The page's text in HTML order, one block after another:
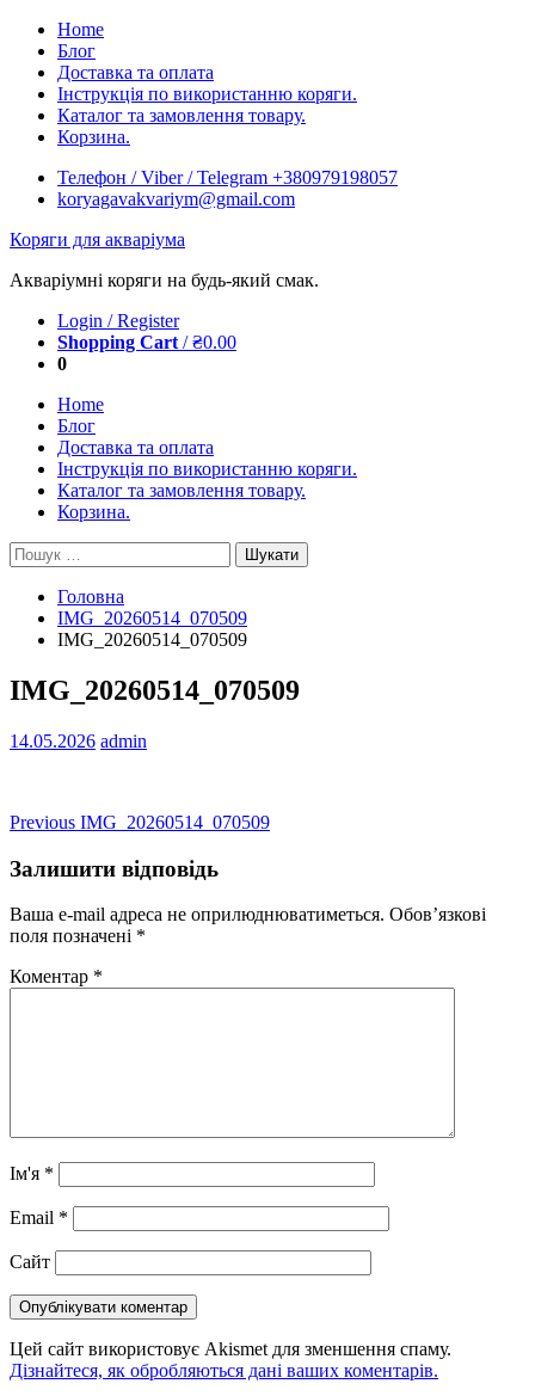
Skip
content
Home
Блог
Доставка та оплата
Інструкція по використанню коряги.
Каталог та замовлення товару.
Корзина.
Телефон / Viber / Telegram +380979198057
koryagavakvariym@gmail.com
Коряги для акваріума
Акваріумні коряги на будь-який смак.
Login / Register
Shopping Cart /₴0.00
0
Home
Блог
Доставка та оплата
Інструкція по використанню коряги.
Каталог та замовлення товару.
Корзина.
Пошук:
Головна
IMG_20260514_070509
IMG_20260514_070509
IMG_20260514_070509
14.05.2026 admin
Навігація
записів
Previous Previous
IMG_20260514_070509
Залишити відповідь
Ваша e-mail адреса не оприлюднюватиметься. Обов’язкові
поля позначені *
Коментар *
Ім'я *
Email *
Сайт
Цей сайт використовує Akismet для зменшення спаму.
Дізнайтеся, як обробляються дані ваших коментарів.